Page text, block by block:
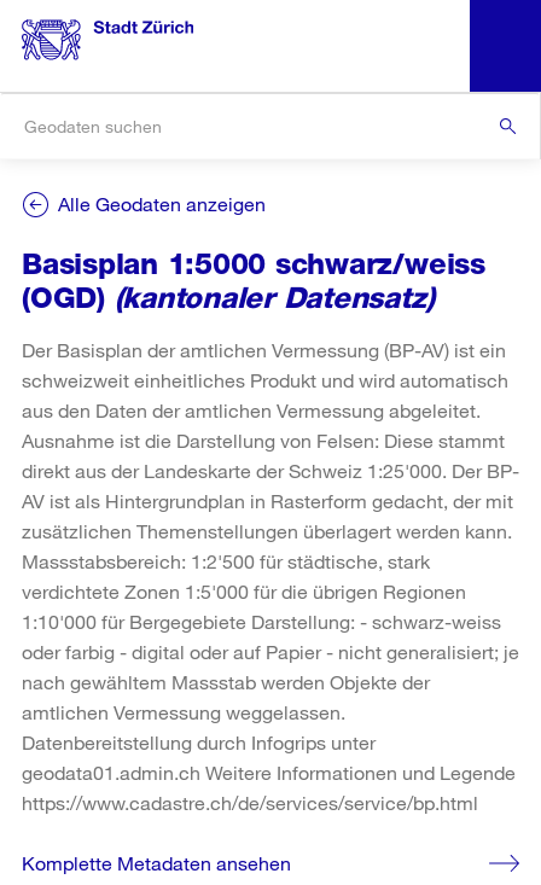
Alle Geodaten anzeigen
Basisplan 1:5000 schwarz/weiss
(OGD) (kantonaler Datensatz)
Der Basisplan der amtlichen Vermessung (BP-AV) ist ein
schweizweit einheitliches Produkt und wird automatisch
aus den Daten der amtlichen Vermessung abgeleitet.
Ausnahme ist die Darstellung von Felsen: Diese stammt
direkt aus der Landeskarte der Schweiz 1:25'000. Der BP-
AV ist als Hintergrundplan in Rasterform gedacht, der mit
zusätzlichen Themenstellungen überlagert werden kann.
Massstabsbereich: 1:2'500 für städtische, stark
verdichtete Zonen 1:5'000 für die übrigen Regionen
1:10'000 für Bergegebiete Darstellung: - schwarz-weiss
oder farbig - digital oder auf Papier - nicht generalisiert; je
nach gewähltem Massstab werden Objekte der
amtlichen Vermessung weggelassen.
Datenbereitstellung durch Infogrips unter
geodata01.admin.ch Weitere Informationen und Legende
https://www.cadastre.ch/de/services/service/bp.html
Komplette Metadaten ansehen